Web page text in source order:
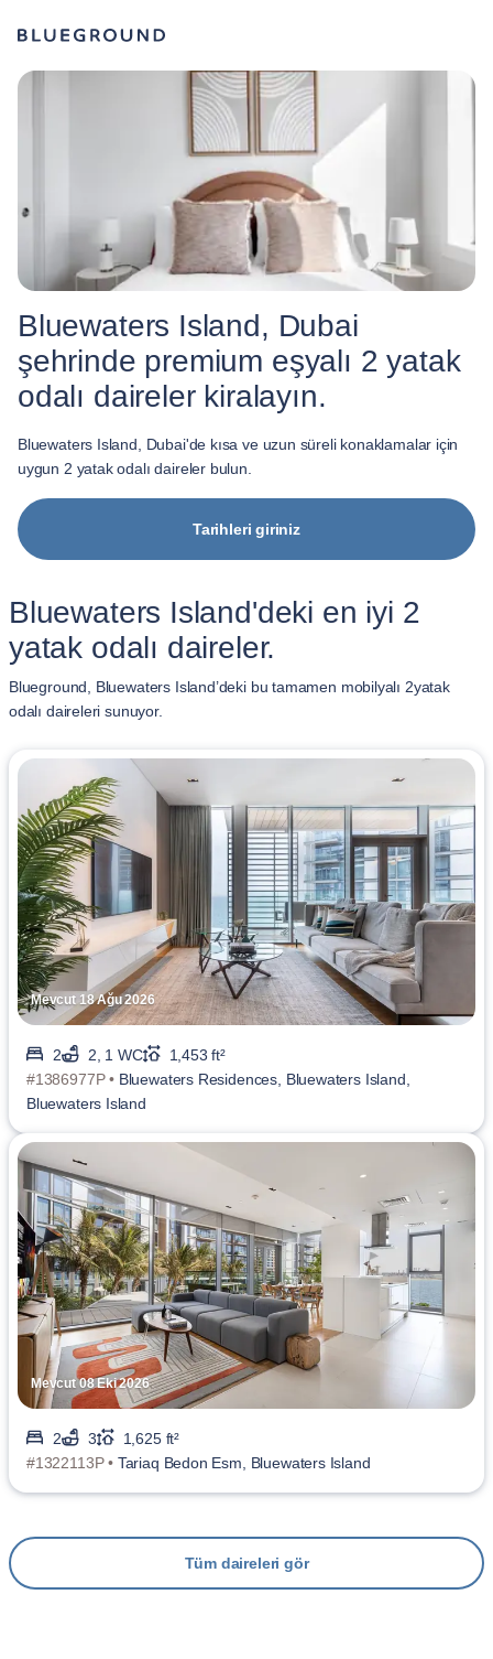
Bluewaters Island, Dubai
şehrinde premium eşyalı 2 yatak
odalı daireler kiralayın.
Bluewaters Island, Dubai'de kısa ve uzun süreli konaklamalar için
uygun 2 yatak odalı daireler bulun.
Tarihleri giriniz
Bluewaters Island'deki en iyi 2
yatak odalı daireler.
Blueground, Bluewaters Island’deki bu tamamen mobilyalı 2yatak
odalı daireleri sunuyor.
Mevcut 18 Ağu 2026
2 2, 1 WC
1,453 ft²
#1386977P • Bluewaters Residences, Bluewaters Island,
Bluewaters Island
Mevcut 08 Eki 2026
2 3
1,625 ft²
#1322113P • Tariaq Bedon Esm, Bluewaters Island
Tüm daireleri gör